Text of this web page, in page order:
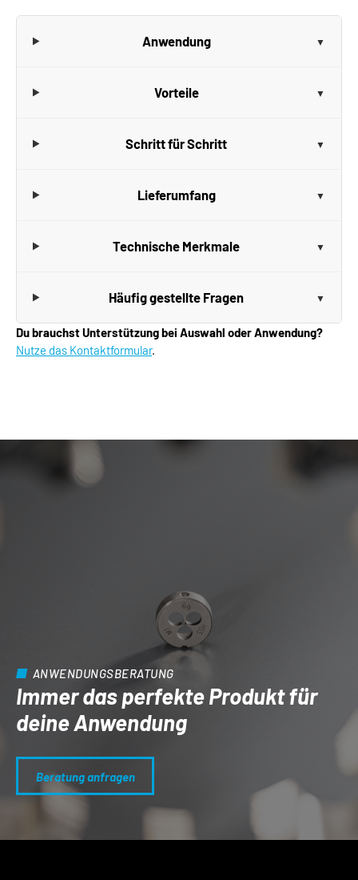
Anwendung
Vorteile
Schritt für Schritt
Lieferumfang
Technische Merkmale
Häufig gestellte Fragen
Du brauchst Unterstützung bei Auswahl oder Anwendung?
Nutze das Kontaktformular.
ANWENDUNGSBERATUNG
Immer das perfekte Produkt für
deine Anwendung
Beratung anfragen